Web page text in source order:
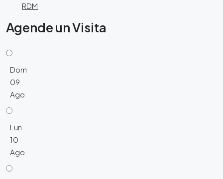
RDM
Agende un Visita
Dom
09
Ago
Lun
10
Ago